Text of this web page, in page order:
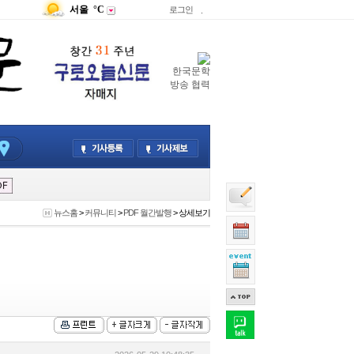
서울 °C 로그인
한국문학
방송 협력
뉴스홈>커뮤니티>PDF 월간발행> 상세보기